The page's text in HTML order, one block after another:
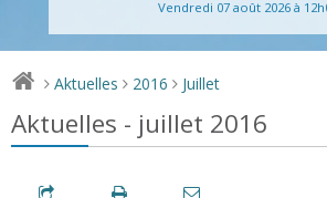
Vendredi 07 août 2026 à
> Aktuelles > 2016 > Juillet
Aktuelles - juillet 2016